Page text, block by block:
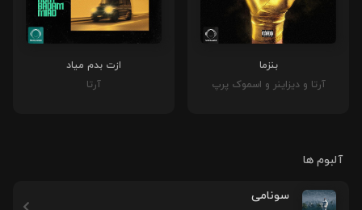
بنزما
آرتا و دیزاینر و اسموک پرپ
ازت بدم میاد
آرتا
آلبوم ها
سونامی